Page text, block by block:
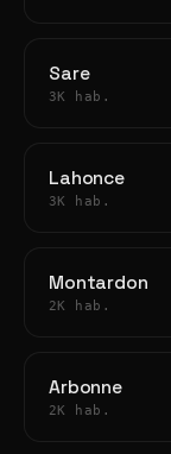
Sare
3K hab.
Lahonce
3K hab.
Montardon
2K hab.
Arbonne
2K hab.